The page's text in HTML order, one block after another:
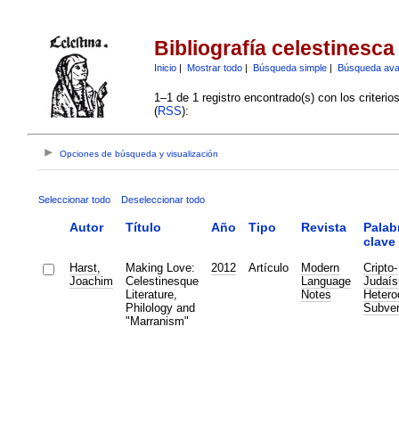
Bibliografía celestinesca
Inicio| Mostrar todo| Búsqueda simple| Búsqueda
1–1 de 1 registro encontrado(s) con los
(RSS):
Opciones de búsqueda y visualización
Seleccionar todo Deseleccionar todo
Autor Título Año Tipo Revista
clave
Harst,
Joachim
Making Love:
Celestinesque
Literature,
Philology and
"Marranism"
2012 Artículo
Modern
Language
Notes
Cripto-